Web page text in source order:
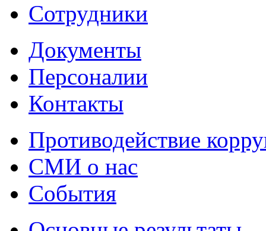
Сотрудники
Документы
Персоналии
Контакты
Противодействие
СМИ о нас
События